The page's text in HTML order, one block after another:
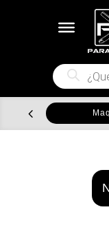
Búsqueda
de
productos